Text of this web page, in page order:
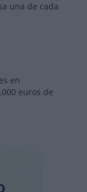
una de cada
en
euros de